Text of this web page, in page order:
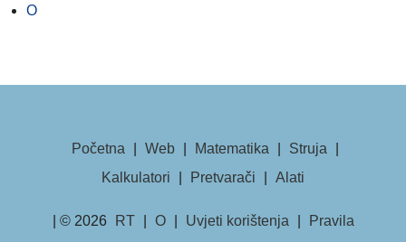
O
Početna Web Matematika Struja
Kalkulatori
Pretvarači Alati
| © 2026 RT O Uvjeti korištenja Pravila